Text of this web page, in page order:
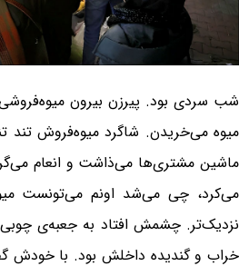
شب سردی بود. پیرزن بیرون
میوه می‌خریدن. شاگرد میوه‌فروش تند
ماشین مشتری‌ها می‌ذاشت و انعام
می‌کرد، چی می‌شد اونم می‌تونست
نزدیک‌تر. چشمش افتاد به جعبه‌ی چوبی
خراب و گندیده داخلش بود. با خودش